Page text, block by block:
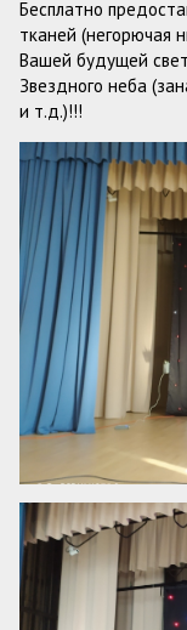
Бесплатно
тканей (негорючая
Вашей будущей
Звездного неба
и т.д.)!!!